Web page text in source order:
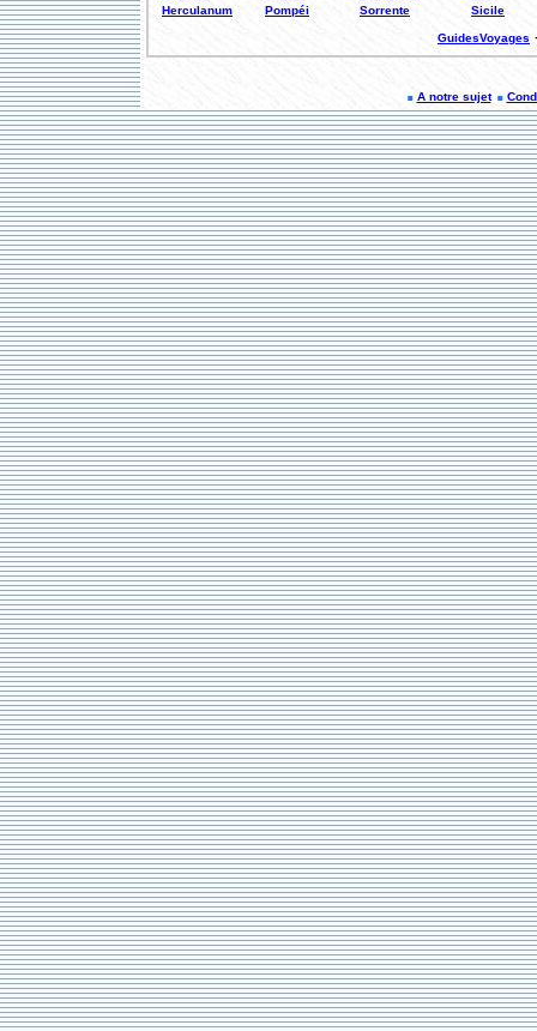
Herculanum
Pompéi Sorrente Sicile
GuidesVoyages
A notre sujet